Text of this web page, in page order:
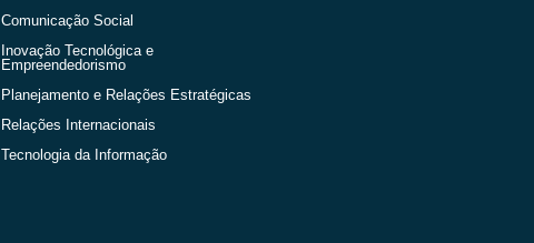
Comunicação Social
Inovação Tecnológica e
Empreendedorismo
Planejamento e Relações Estratégicas
Relações Internacionais
Tecnologia da Informação